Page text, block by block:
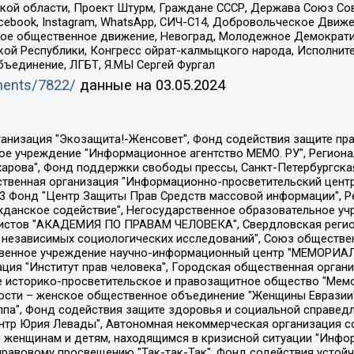
области, Проект Штурм, Граждане СССР, Держава Союз
Instagram, WhatsApp, СИЧ-С14, Добровольческое
общественное движение, Невоград, Молодежное
Республики, Конгресс ойрат-калмыцкого народа,
ЛГБТ, Я.МЫ Сергей Фургал
7822/ данные на 03.05.2024
информационное агентство "MEDIUM-ORIENT", Красноярская региональная общественная организация "Мы против СПИДа", Камалягин Денис Николаевич, Маркелов Сергей Евгеньевич, Пономарев Лев Александрович, Савицкая Людмила Алексеевна, Автономная некоммерческая организация "Центр по работе с проблемой насилия "НАСИЛИЮ.НЕТ", Межрегиональный профессиональный союз работников здравоохранения "Альянс врачей", Юридическое лицо, зарегистрированное в Латвийской Республике, SIA "Medusa Project" (регистрационный номер 40103797863, дата регистрации 10.06.2014), Некоммерческая организация "Фонд по борьбе с коррупцией", Автономная некоммерческая организация "Институт права и публичной политики", Баданин Роман Сергеевич, Гликин Максим Александрович, Железнова Мария Михайловна, Лукьянова Юлия Сергеевна, Маетная Елизавета Витальевна, Маняхин Петр Борисович, Чуракова Ольга Владимировна, Ярош Юлия Петровна, Юридическое лицо "The Insider SIA", зарегистрированное в Риге, Латвийская Республика (дата регистрации 26.06.2015), являющееся администратором доменного имени интернет-издания "The Insider SIA", https://theins.ru, Постернак Алексей Евгеньевич, Рубин Михаил Аркадьевич, Анин Роман Александрович, Юридическое лицо Istories fonds, зарегистрированное в Латвийской Республике (регистрационный номер 50008295751, дата регистрации 24.02.2020), Великовский Дмитрий Александрович, Долинина Ирина Николаевна, Мароховская Алеся Алексеевна, Шлейнов Роман Юрьевич, Шмагун Олеся Валентиновна, Общество с ограниченной ответственностью "Альтаир 2021", Общество с ограниченной ответственностью "Вега 2021", Общество с ограниченной ответственностью "Главный редактор 2021", Общество с ограниченной ответственностью "Ромашки монолит", Важенков Артем Валерьевич, Ивановская областная общественная организация "Центр гендерных исследований", Гурман Юрий Альбертович, Медиапроект "ОВД-Инфо", Егоров Владимир Владимирович, Жилинский Владимир Александрович, Общество с ограниченной ответственностью "ЗП", Иванова София Юрьевна, Карезина Инна Павловна, Кильтау Екатерина Викторовна, Петров Алексей Викторович, Пискунов Сергей Евгеньевич, Смирнов Сергей Сергеевич, Тихонов Михаил Сергеевич, Общество с ограниченной ответственностью "ЖУРНАЛИСТ-ИНОСТРАННЫЙ АГЕНТ", Арапова Галина Юрьевна, Вольтская Татьяна Анатольевна, Американская компания "Mason G.E.S. Anonymous Foundation" (США), являющаяся владельцем интернет-издания https://mnews.world/, Компания "Stichting Bellingcat", зарегистрированная в Нидерландах (дата регистрации 11.07.2018), Захаров Андрей Вячеславович, Клепиковская Екатерина Дмитриевна, Общество с ограниченной ответственностью "МЕМО", Перл Роман Александрович, Симонов Евгений Алексеевич, Соловьева Елена Анатольевна, Сотников Даниил Владимирович, Сурначева Елизавета Дмитриевна, Автономная некоммерческая организация по защите прав человека и информированию населения "Якутия – Наше Мнение", Общество с ограниченной ответственностью "Москоу диджитал медиа", с 26.01.2023 Общество с ограниченной ответственностью "Чайка Белые сады", Ветошкина Валерия Валерьевна, Заговора Максим Александрович, Межрегиональное общественное движение "Российская ЛГБТ - сеть", Оленичев Максим Владимирович, Павлов Иван Юрьевич, Скворцова Елена Сергеевна, Общество с ограниченной ответственностью "Как бы инагент", Кочетков Игорь Викторович, Общество с ограниченной ответственностью "Честные выборы", Еланчик Олег Александрович, Общество с ограниченной ответственностью "Нобелевский призыв", Гималова Регина Эмилевна, Григорьев Андрей Валерьевич, Григорьева Алина Александровна, Ассоциация по содействию защите прав призывников, альтернативнослужащих и военнослужащих "Правозащитная группа